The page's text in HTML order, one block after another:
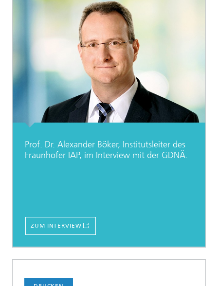
Prof. Dr. Alexander Böker, Institutsleiter des
Fraunhofer IAP, im Interview mit der GDNÄ.
ZUM INTERVIEW